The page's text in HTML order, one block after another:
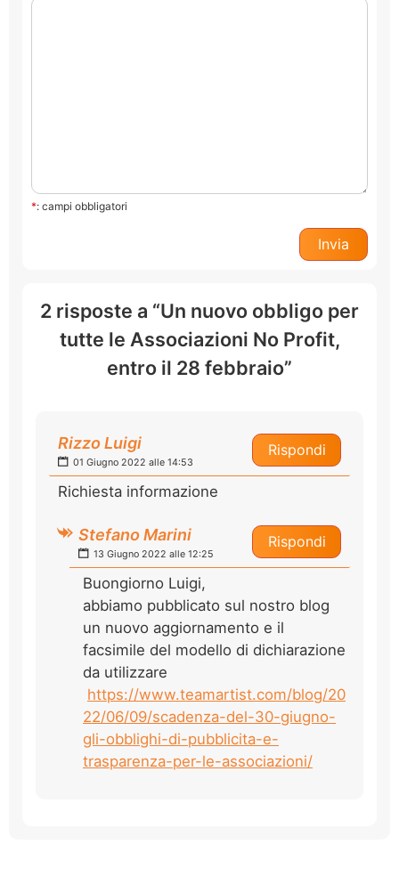
*: campi obbligatori
2 risposte a “Un nuovo obbligo per
tutte le Associazioni No Profit,
entro il 28 febbraio”
Rispondi
Rizzo Luigi
01 Giugno 2022 alle 14:53
Richiesta informazione
Rispondi
Stefano Marini
13 Giugno 2022 alle 12:25
Buongiorno Luigi,
abbiamo pubblicato sul nostro blog
un nuovo aggiornamento e il
facsimile del modello di dichiarazione
da utilizzare
https://www.teamartist.com/blog/20
22/06/09/scadenza-del-30-giugno-
gli-obblighi-di-pubblicita-e-
trasparenza-per-le-associazioni/